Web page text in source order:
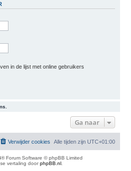
in de lijst met online gebruikers
Ga naar
Alle tijden zijn UTC+01:00
Verwijder cookies
® Forum Software © phpBB Limited
vertaling doorphpBB.nl